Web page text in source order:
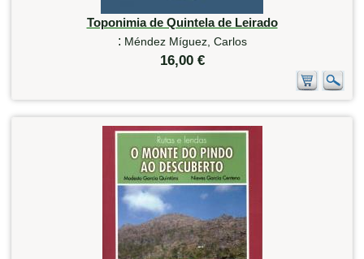
Toponimia de Quintela de Leirado
: Méndez Míguez, Carlos
16,00 €